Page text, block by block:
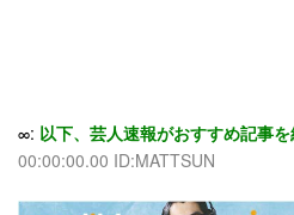
∞: 以下、芸人速報がおすすめ記事
00:00:00.00 ID:MATTSUN